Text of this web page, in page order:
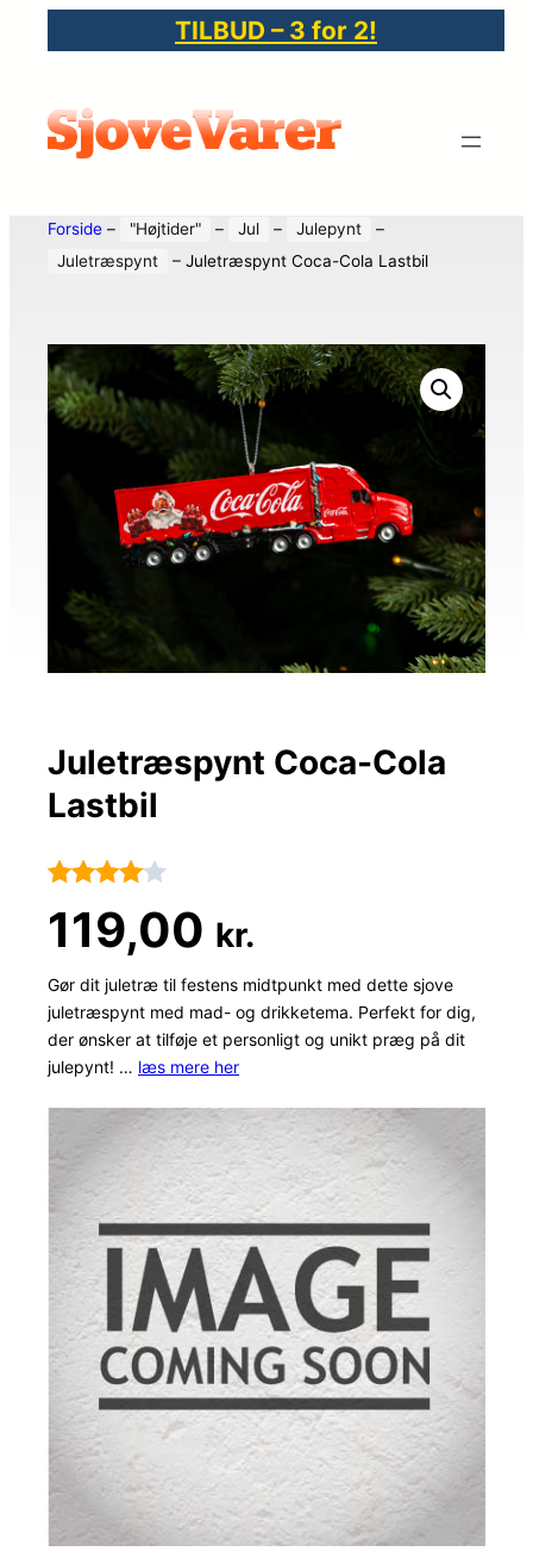
TILBUD – 3 for 2!
Forside – "Højtider" – Jul – Julepynt
–
Juletræspynt
– Juletræspynt Coca-Cola Lastbil
Juletræspynt Coca-Cola
Lastbil
som4
ud af 5
baseret
på
ømmelse
r
119,00 kr.
Gør dit juletræ til festens midtpunkt med dette sjove
juletræspynt med mad- og drikketema. Perfekt for dig,
der ønsker at tilføje et personligt og unikt præg på dit
julepynt! … læs mere her